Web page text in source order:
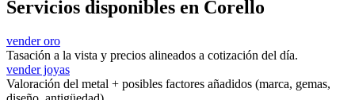
Servicios disponibles en Corello
vender oro
Tasación a la vista y precios alineados a cotización del día.
vender joyas
Valoración del metal + posibles factores añadidos (marca, gemas,